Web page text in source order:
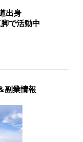
出身
で活動中
副業情報